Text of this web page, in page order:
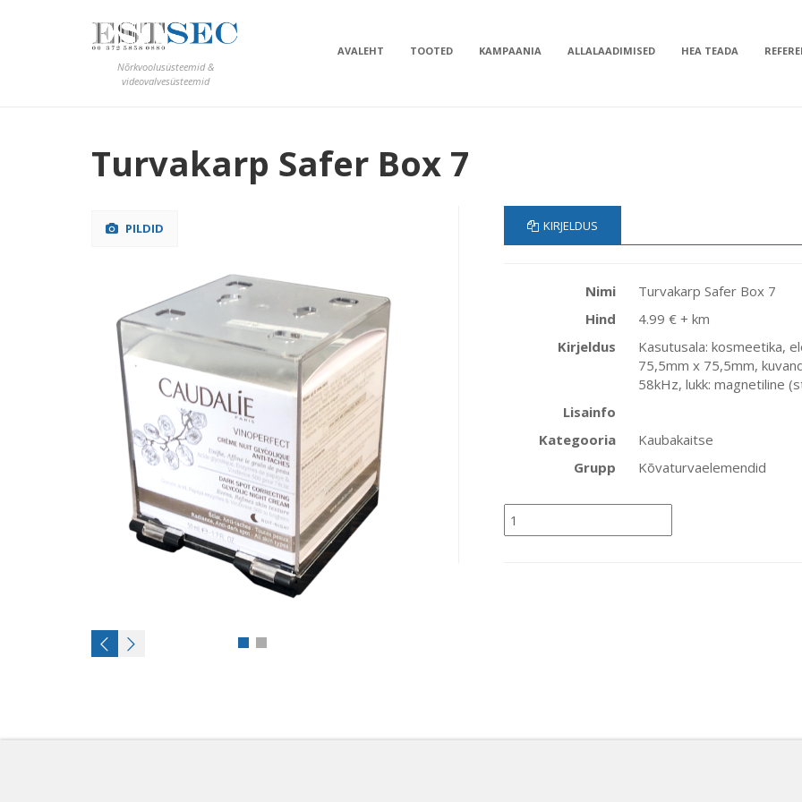
Nõrkvoolusüsteemid &
videovalvesüsteemid
AVALEHT TOOTED KAMPAANIA ALLALAADIMISED HEA TEADA
Turvakarp Safer Box 7
PILDID KIRJELDUS
Nimi
Turvakarp Safer Box 7
Hind
4.99 € + km
Kirjeldus
Kasutusala: kosmeetika,
75,5mm x 75,5mm,
58kHz, lukk: magnetiline
Lisainfo
Kategooria
Kaubakaitse
Grupp
Kõvaturvaelemendid